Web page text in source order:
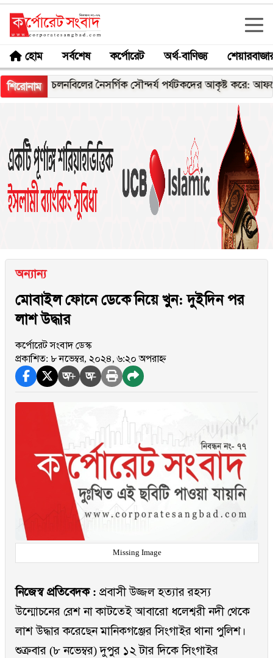
হোম সর্বশেষ কর্পোরেট অর্থ-বাণিজ্য
শিরোনাম
চলনবিলের নৈসর্গিক সৌন্দর্য পর্যটকদের আকৃষ্ট করে: আফরোজা
অন্যান্য
মোবাইল ফোনে ডেকে নিয়ে খুন: দুইদিন পর
লাশ উদ্ধার
কর্পোরেট সংবাদ ডেস্ক
প্রকাশিত: ৮ নভেম্বর, ২০২৪, ৬:২০ অপরাহ্ন
অ+ অ-
Missing Image
নিজেস্ব প্রতিবেদক : প্রবাসী উজ্জল হত্যার রহস্য
উন্মোচনের রেশ না কাটতেই আবারো ধলেশ্বরী নদী থেকে
লাশ উদ্ধার করেছেন মানিকগঞ্জের সিংগাইর থানা পুলিশ।
শুক্রবার (৮ নভেম্বর) দুপুর ১২ টার দিকে সিংগাইর